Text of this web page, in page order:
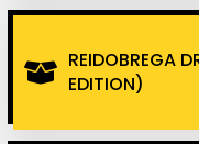
REIDOBREGA
EDITION)